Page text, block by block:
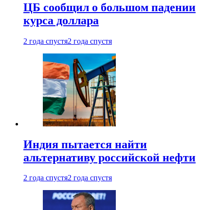
ЦБ сообщил о большом падении
курса доллара
2 года спустя2 года спустя
Индия пытается найти
альтернативу российской нефти
2 года спустя2 года спустя